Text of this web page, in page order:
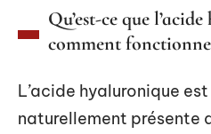
Qu’est-ce que
comment
L’acide hyaluronique est
naturellement présente